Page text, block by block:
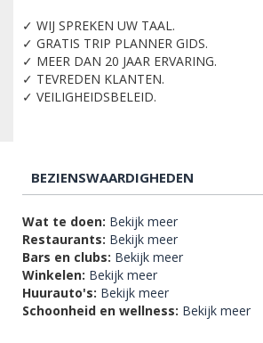
✓ WIJ SPREKEN UW TAAL.
✓ GRATIS TRIP PLANNER GIDS.
✓ MEER DAN 20 JAAR ERVARING.
✓ TEVREDEN KLANTEN.
✓ VEILIGHEIDSBELEID.
BEZIENSWAARDIGHEDEN
Wat te doen: Bekijk meer
Restaurants: Bekijk meer
Bars en clubs: Bekijk meer
Winkelen: Bekijk meer
Huurauto's: Bekijk meer
Schoonheid en wellness: Bekijk meer